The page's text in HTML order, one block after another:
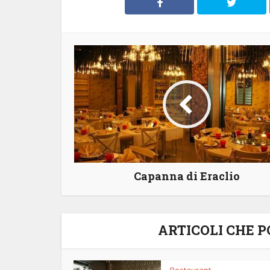
Capanna di Eraclio
ARTICOLI CHE